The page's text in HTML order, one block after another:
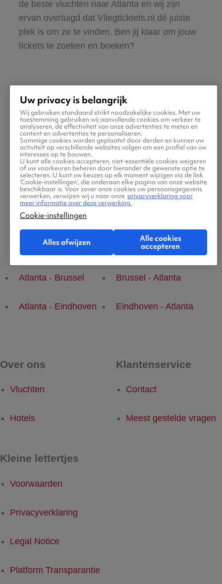
de beste vluchten naar Atlanta en wij zijn
ervan overtuigd dat Vliegticktets.nl dé juiste
plek is om ze te vinden. Ben jij klaar om jouw
tickets te zoeken en boeken?
Praktische informatie voor
je vlucht naar Atlanta
Populaire vluchten
Atlanta - Brussel Brussel - Atlanta
Atlanta - Eindhoven Eindhoven - Atlanta
Over ons
Vluchten
Hotels
Klantenservice
Contact
Meest gestelde vragen
Kleine lettertjes
Voorwaarden
Privacyverklaring
Legal Notice
Platform Transparantie
Uw privacy is belangrijk
Wij gebruiken standaard strikt noodzakelijke cookies. Met uw
toestemming gebruiken wij aanvullende cookies om verkeer te
analyseren, de effectiviteit van onze advertenties te meten en
content en advertenties te personaliseren.
Sommige cookies worden geplaatst door derden en kunnen uw
activiteit op verschillende websites volgen om een profiel van uw
interesses op te bouwen.
U kunt alle cookies accepteren, niet-essentiële cookies weigeren
of uw voorkeuren beheren door hieronder de gewenste optie te
selecteren. U kunt uw keuzes op elk moment wijzigen via de link
‘Cookie-instellingen’, die onderaan elke pagina van onze website
beschikbaar is. Voor zover onze cookies uw persoonsgegevens
verwerken, verwijzen wij u naar onze privacyverklaring voor
meer informatie over deze verwerking.
Cookie-instellingen
Alles afwijzen
Alle cookies
accepteren